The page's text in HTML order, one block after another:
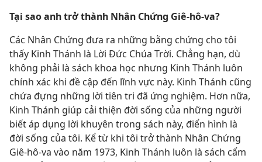
Tại sao anh trở thành Nhân Chứng Giê-hô-va?
Các Nhân Chứng đưa ra những bằng chứng cho tôi
thấy Kinh Thánh là Lời Đức Chúa Trời. Chẳng hạn, dù
không phải là sách khoa học nhưng Kinh Thánh luôn
chính xác khi đề cập đến lĩnh vực này. Kinh Thánh cũng
chứa đựng những lời tiên tri đã ứng nghiệm. Hơn nữa,
Kinh Thánh giúp cải thiện đời sống của những người
biết áp dụng lời khuyên trong sách này, điển hình là
đời sống của tôi. Kể từ khi tôi trở thành Nhân Chứng
Giê-hô-va vào năm 1973, Kinh Thánh luôn là sách cẩm